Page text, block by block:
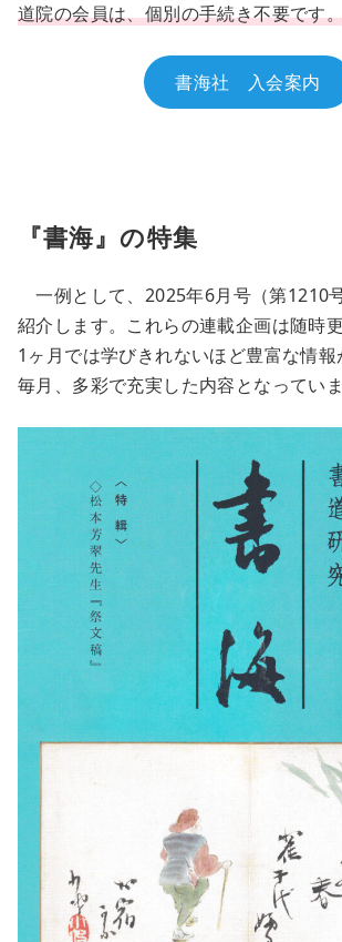
道院の会員は、個別の手続き不要です
書海社 入会案内
『書海』の特集
一例として、2025年6月号（第1210
紹介します。これらの連載企画は随時
1ヶ月では学びきれないほど豊富な情報
毎月、多彩で充実した内容となっていま